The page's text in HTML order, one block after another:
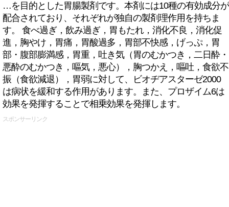
…を目的とした胃腸製剤です。本剤には10種の有効成分が
配合されており、それぞれが独自の製剤理作用を持ちま
す。 食べ過ぎ，飲み過ぎ，胃もたれ，消化不良，消化促
進，胸やけ，胃痛，胃酸過多，胃部不快感，げっぷ，胃
部・腹部膨満感，胃重，吐き気（胃のむかつき，二日酔・
悪酔のむかつき，嘔気，悪心），胸つかえ，嘔吐，食欲不
振（食欲減退），胃弱に対して、ビオヂアスターゼ2000
は病状を緩和する作用があります。また、プロザイム6は
効果を発揮することで相乗効果を発揮します。
スポンサーリンク